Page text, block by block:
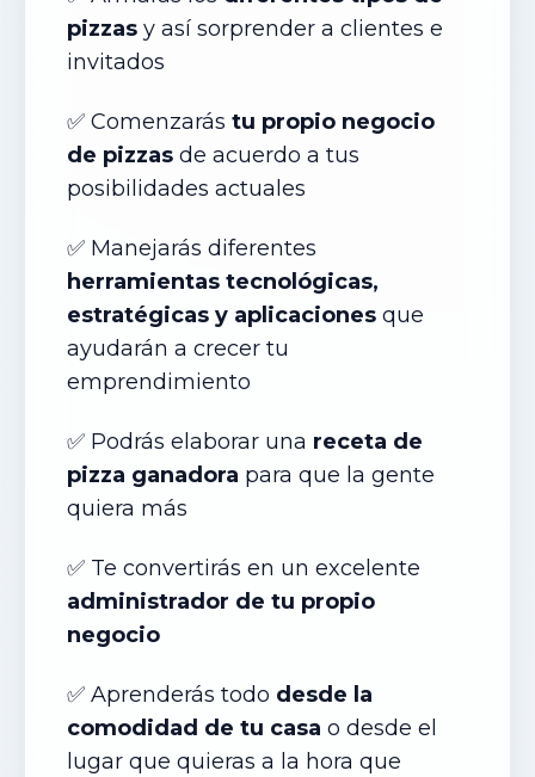
pizzas y así sorprender a clientes e
invitados
✅ Comenzarás tu propio negocio
de pizzas de acuerdo a tus
posibilidades actuales
✅ Manejarás diferentes
herramientas tecnológicas,
estratégicas y aplicaciones que
ayudarán a crecer tu
emprendimiento
✅ Podrás elaborar una receta de
pizza ganadora para que la gente
quiera más
✅ Te convertirás en un excelente
administrador de tu propio
negocio
✅ Aprenderás todo desde la
comodidad de tu casa o desde el
lugar que quieras a la hora que